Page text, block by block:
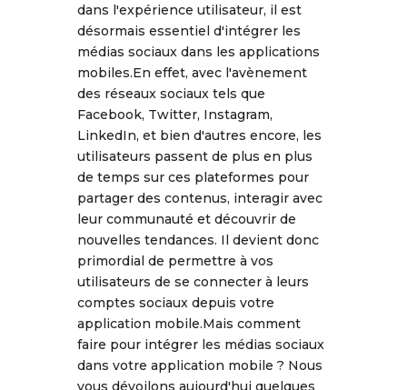
dans l'expérience utilisateur, il est
désormais essentiel d'intégrer les
médias sociaux dans les applications
mobiles.En effet, avec l'avènement
des réseaux sociaux tels que
Facebook, Twitter, Instagram,
LinkedIn, et bien d'autres encore, les
utilisateurs passent de plus en plus
de temps sur ces plateformes pour
partager des contenus, interagir avec
leur communauté et découvrir de
nouvelles tendances. Il devient donc
primordial de permettre à vos
utilisateurs de se connecter à leurs
comptes sociaux depuis votre
application mobile.Mais comment
faire pour intégrer les médias sociaux
dans votre application mobile ? Nous
vous dévoilons aujourd'hui quelques